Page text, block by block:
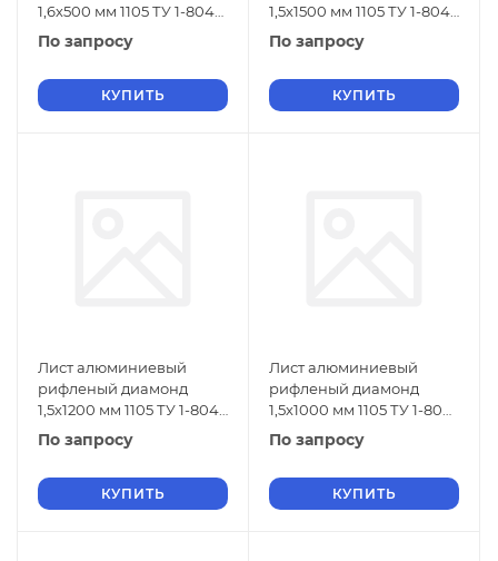
1,6х500 мм 1105 ТУ 1-804-
432-2006
По запросу
КУПИТЬ
1,5х1500 мм 1105 ТУ 1-804-
432-2006
По запросу
КУПИТЬ
Лист алюминиевый
рифленый диамонд
1,5х1200 мм 1105 ТУ 1-804-
432-2006
По запросу
КУПИТЬ
Лист алюминиевый
рифленый диамонд
1,5х1000 мм 1105 ТУ 1-804-
432-2006
По запросу
КУПИТЬ